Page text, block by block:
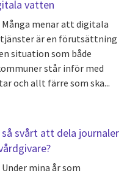
vatten
Många menar att digitala
är en förutsättning
situation som både
står inför med
och allt färre som ska...
svårt att dela journaler
Under mina år som